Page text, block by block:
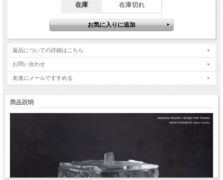
在庫 在庫切れ
返品についての詳細はこちら
お問い合わせ
友達にメールですすめる
商品説明